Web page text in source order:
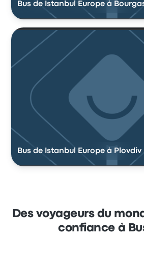
Bus de Istanbul Europe à
Bus de Istanbul Europe à Plovdiv
Des voyageurs du
confiance à